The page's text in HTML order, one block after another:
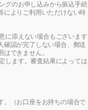
グのお申し込みから振込手続
によりご利用いただけない時
に添えない場合もございます
確認が完了しない場合、郵送
できません。
します。審査結果によっては
。（お口座をお持ちの場合で